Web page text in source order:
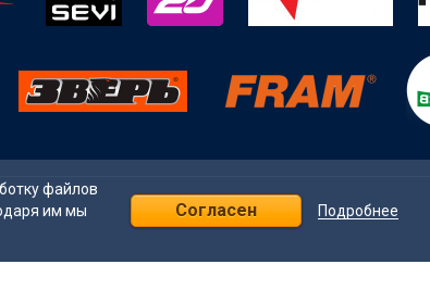
файлов
им мы
Согласен Подробнее